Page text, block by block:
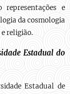
e
da cosmologia
religião.
Estadual do
Estadual de